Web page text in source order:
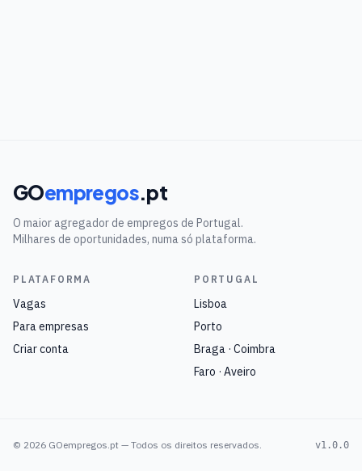
GOempregos.pt
O maior agregador de empregos de Portugal.
Milhares de oportunidades, numa só plataforma.
PLATAFORMA
Vagas
Para empresas
Criar conta
PORTUGAL
Lisboa
Porto
Braga · Coimbra
Faro · Aveiro
© 2026 GOempregos.pt — Todos os direitos reservados. v1.0.0